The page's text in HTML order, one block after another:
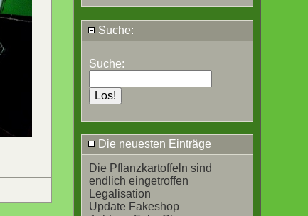
Suche:
Suche:
Die neuesten Einträge
Die Pflanzkartoffeln sind
endlich eingetroffen
Legalisation
Update Fakeshop